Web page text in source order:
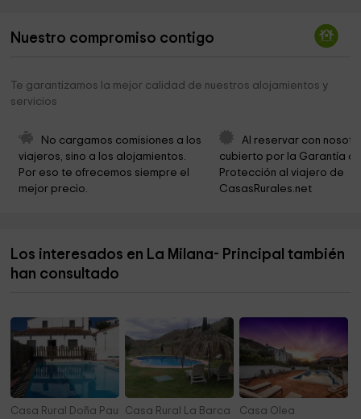
Cementerio de Belmez 7,7 km
Plaza del Santo
Centro Parroquial
Museo Histórico de Belmez y del Territorio Minero
Excmo. Ayuntamiento de Belmez 8,0 km
Iglesia Ntra Sra De La Anunciación 8,1 km
Nuestro compromiso contigo
Te garantizamos la mejor calidad de nuestros alojamientos y
servicios
No cargamos comisiones a los
viajeros, sino a los alojamientos.
Por eso te ofrecemos siempre el
mejor precio.
Al reservar con
cubierto por la Garantía
Protección al viajero de
CasasRurales.net
Los interesados en La Milana- Principal también
han consultado
Casa Rural Doña PaulaCasa Rural La Barca Casa Olea